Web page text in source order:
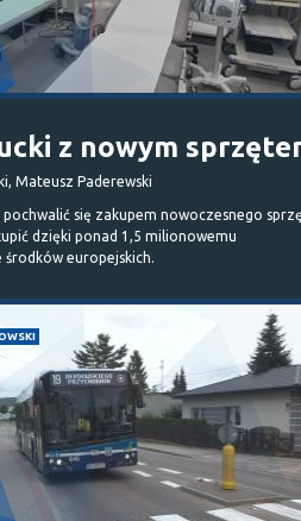
z nowym
Mateusz Paderewski
pochwalić się zakupem nowoczesnego
dzięki ponad 1,5 milionowemu
europejskich.